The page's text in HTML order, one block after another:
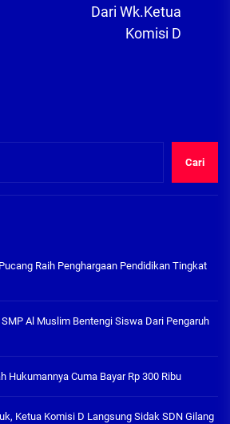
Dari Wk.Ketua
Komisi D
Cari
Raih Penghargaan Pendidikan Tingkat
Al Muslim Bentengi Siswa Dari Pengaruh
Hukumannya Cuma Bayar Rp 300 Ribu
Ketua Komisi D Langsung Sidak SDN Gilang